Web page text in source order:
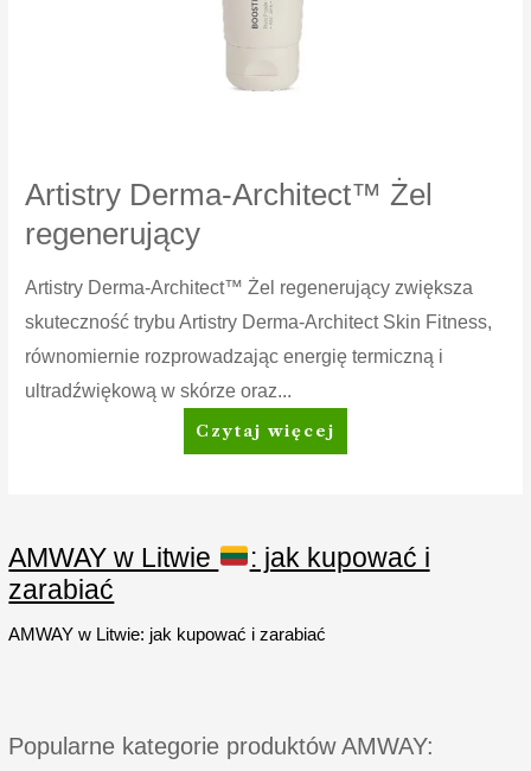
Artistry Derma-Architect™ Żel
regenerujący
Artistry Derma-Architect™ Żel regenerujący zwiększa
skuteczność trybu Artistry Derma-Architect Skin Fitness,
równomiernie rozprowadzając energię termiczną i
ultradźwiękową w skórze oraz...
Artistry
Derma-
Czytaj więcej
AMWAY w Litwie
: jak kupować i
zarabiać
AMWAY w Litwie: jak kupować i zarabiać
Popularne kategorie produktów AMWAY: